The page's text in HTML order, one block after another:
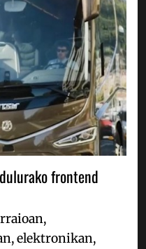
frontend
elektronikan,